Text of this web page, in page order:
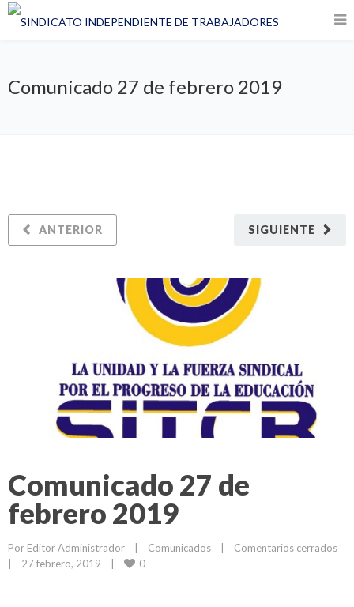
Comunicado 27 de febrero 2019
SIGUIENTE
ANTERIOR
Comunicado 27 de
febrero 2019
Por Editor Administrador | Comunicados |
Comentarios cerrados
|
27 febrero, 2019 | 0